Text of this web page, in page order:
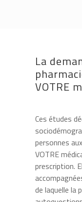
La
VOTRE
Ces études
personnes
VOTRE
prescription.
de laquelle la